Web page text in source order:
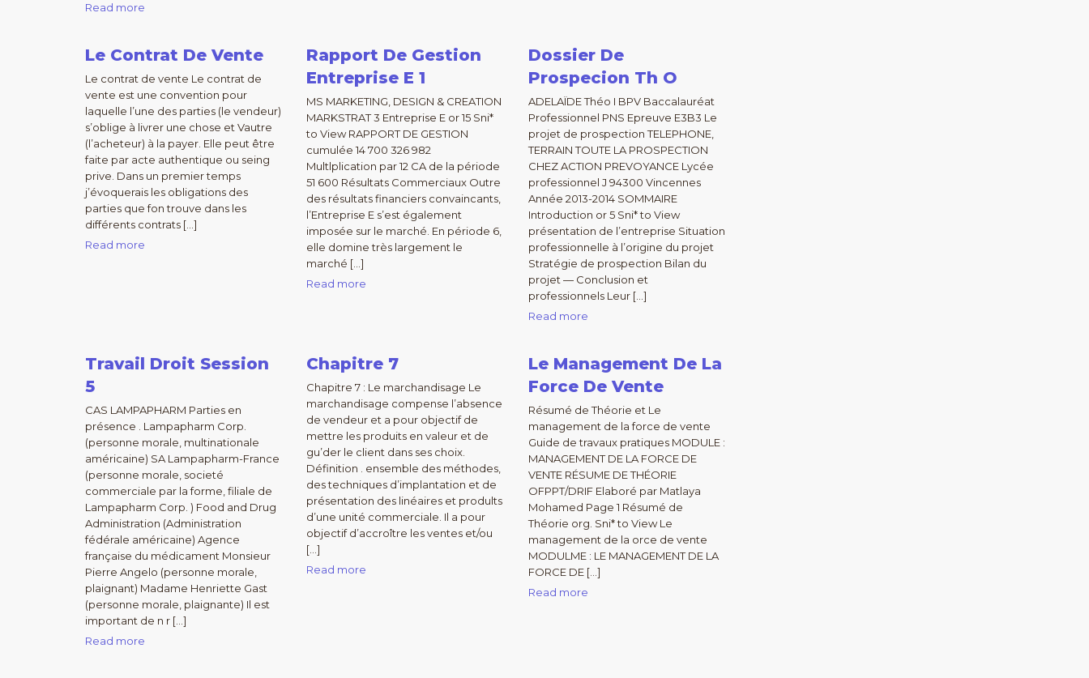
Read more
Le Contrat De Vente
Le contrat de vente Le contrat de
vente est une convention pour
laquelle l’une des parties (le vendeur)
s’oblige à livrer une chose et Vautre
(l’acheteur) à la payer. Elle peut être
faite par acte authentique ou seing
prive. Dans un premier temps
j’évoquerais les obligations des
parties que fon trouve dans les
différents contrats […]
Read more
Rapport De Gestion
Entreprise E 1
MS MARKETING, DESIGN & CREATION
MARKSTRAT 3 Entreprise E or 15 Sni*
to View RAPPORT DE GESTION
cumulée 14 700 326 982
Multlplication par 12 CA de la période
51 600 Résultats Commerciaux Outre
des résultats financiers convaincants,
l’Entreprise E s’est également
imposée sur le marché. En période 6,
elle domine très largement le
marché […]
Read more
Dossier De
Prospecion Th O
ADELAÏDE Théo I BPV Baccalauréat
Professionnel PNS Epreuve E3B3 Le
projet de prospection TELEPHONE,
TERRAIN TOUTE LA PROSPECTION
CHEZ ACTION PREVOYANCE Lycée
professionnel J 94300 Vincennes
Année 2013-2014 SOMMAIRE
Introduction or 5 Sni* to View
présentation de l’entreprise Situation
professionnelle à l’origine du projet
Stratégie de prospection Bilan du
projet — Conclusion et
professionnels Leur […]
Read more
Travail Droit Session
5
CAS LAMPAPHARM Parties en
présence . Lampapharm Corp.
(personne morale, multinationale
américaine) SA Lampapharm-France
(personne morale, societé
commerciale par la forme, filiale de
Lampapharm Corp. ) Food and Drug
Administration (Administration
fédérale américaine) Agence
française du médicament Monsieur
Pierre Angelo (personne morale,
plaignant) Madame Henriette Gast
(personne morale, plaignante) Il est
important de n r […]
Read more
Chapitre 7
Chapitre 7 : Le marchandisage Le
marchandisage compense l’absence
de vendeur et a pour objectif de
mettre les produits en valeur et de
gu’der le client dans ses choix.
Définition . ensemble des méthodes,
des techniques d’implantation et de
présentation des linéaires et prodults
d’une unité commerciale. Il a pour
objectif d’accroître les ventes et/ou
[…]
Read more
Le Management De La
Force De Vente
Résumé de Théorie et Le
management de la force de vente
Guide de travaux pratiques MODULE :
MANAGEMENT DE LA FORCE DE
VENTE RÉSUME DE THÉORIE
OFPPT/DRIF Elaboré par Matlaya
Mohamed Page 1 Résumé de
Théorie org. Sni* to View Le
management de la orce de vente
MODULME : LE MANAGEMENT DE LA
FORCE DE […]
Read more